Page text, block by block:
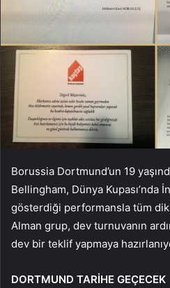
Borussia Dortmund’un 19
Bellingham, Dünya Kupası’nda
gösterdiği performansla tüm
Alman grup, dev turnuvanın
dev bir teklif yapmaya
DORTMUND TARİHE GEÇECEK